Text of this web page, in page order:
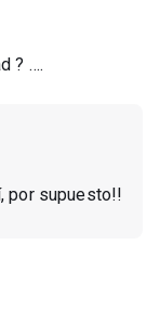
? ….
por supuesto!!